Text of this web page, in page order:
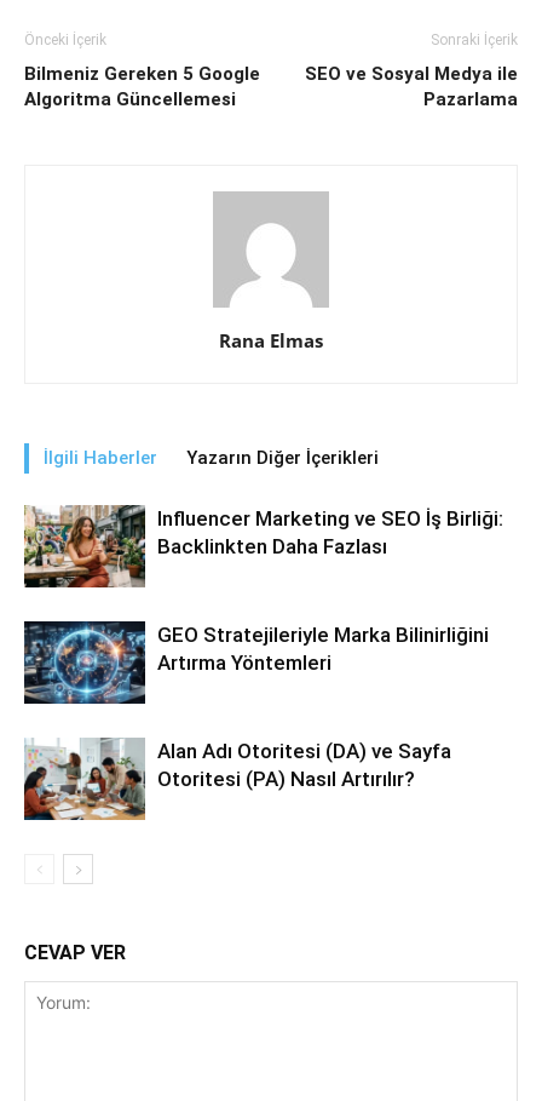
Önceki İçerik
Bilmeniz Gereken 5 Google
Algoritma Güncellemesi
Sonraki İçerik
SEO ve Sosyal Medya ile
Pazarlama
Rana Elmas
İlgili Haberler Yazarın Diğer İçerikleri
Influencer Marketing ve SEO İş Birliği:
Backlinkten Daha Fazlası
GEO Stratejileriyle Marka Bilinirliğini
Artırma Yöntemleri
Alan Adı Otoritesi (DA) ve Sayfa
Otoritesi (PA) Nasıl Artırılır?
CEVAP VER